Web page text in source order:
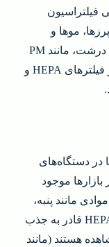
فیلتراسیون
موها و
آلرژن‌ها). این فیلترها با جذب ذرات خیلی درشت، مانند PM
10، در این مرحله به طولانی‌تر شدن عمر فیلترهای HEPA و
در دستگاه‌های
موجود
مانند پنبه،
فایبرگلاس و فیبر ساخته شده‌اند. فیلتر HEPA قادر به جذب
هستند (مانند